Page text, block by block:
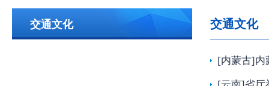
交通文化 交通文化
[内蒙古]内